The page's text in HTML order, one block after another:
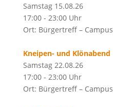
Samstag 15.08.26
17:00 - 23:00 Uhr
Ort: Bürgertreff – Campus
Kneipen- und Klönabend
Samstag 22.08.26
17:00 - 23:00 Uhr
Ort: Bürgertreff – Campus